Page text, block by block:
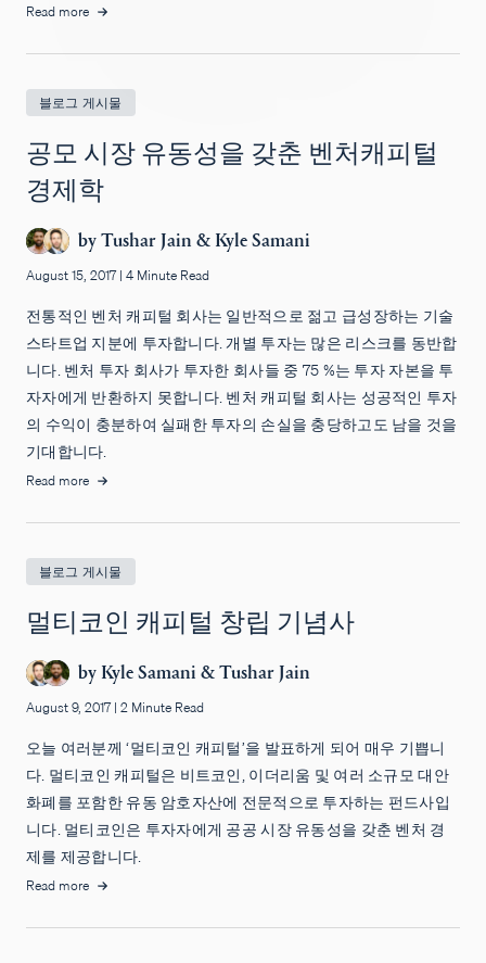
Read more
블로그 게시물
공모 시장 유동성을 갖춘 벤처캐피털
경제학
byTushar Jain & Kyle Samani
August 15, 2017| 4 Minute Read
전통적인 벤처 캐피털 회사는 일반적으로 젊고 급성장하는 기술
스타트업 지분에 투자합니다. 개별 투자는 많은 리스크를 동반합
니다. 벤처 투자 회사가 투자한 회사들 중 75 %는 투자 자본을 투
자자에게 반환하지 못합니다. 벤처 캐피털 회사는 성공적인 투자
의 수익이 충분하여 실패한 투자의 손실을 충당하고도 남을 것을
기대합니다.
Read more
블로그 게시물
멀티코인 캐피털 창립 기념사
by Kyle Samani &Tushar Jain
August 9, 2017| 2 Minute Read
오늘 여러분께 ‘멀티코인 캐피털’을 발표하게 되어 매우 기쁩니
다. 멀티코인 캐피털은 비트코인, 이더리움 및 여러 소규모 대안
화폐를 포함한 유동 암호자산에 전문적으로 투자하는 펀드사입
니다. 멀티코인은 투자자에게 공공 시장 유동성을 갖춘 벤처 경
제를 제공합니다.
Read more